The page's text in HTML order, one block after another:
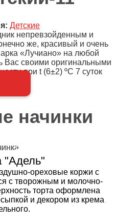
Детские
непревзойденным и
же, красивый и очень
«Лучиано» на любой
Вас своими оригинальными
при t (6±2) ºC 7 суток
начинки
"Адель"
ореховые коржи с
с творожным и молочно-
торта оформлена
и декором из крема